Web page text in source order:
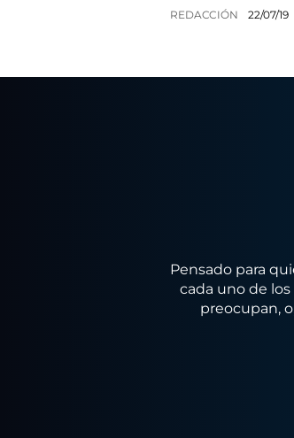
REDACCIÓN 22/07/19
Pensado para
cada uno de
preocupan,